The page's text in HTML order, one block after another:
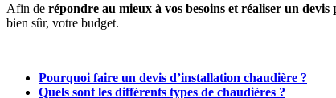
Afin de répondre au mieux à vos besoins et réaliser un devis
bien sûr, votre budget.
Pourquoi faire un devis d’installation chaudière ?
Quels sont les différents types de chaudières ?